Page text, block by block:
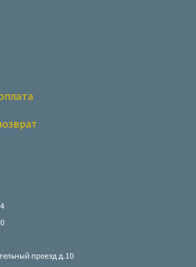
проезд д.10